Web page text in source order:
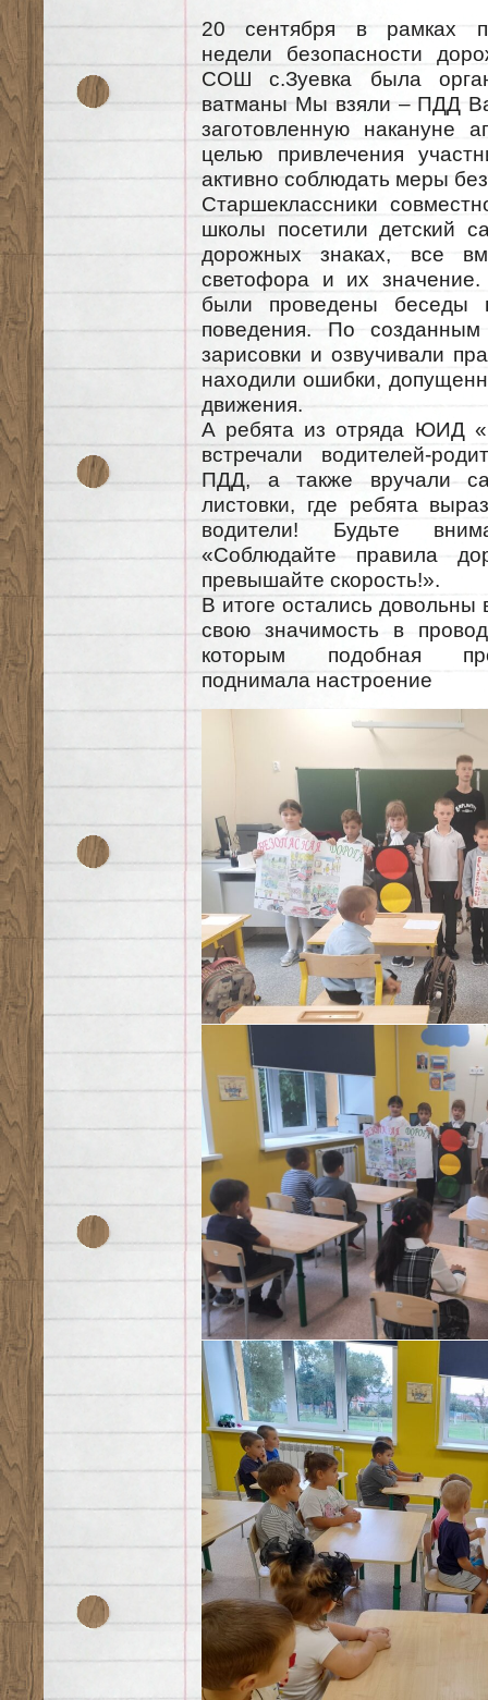
20 сентября в рамках
недели безопасности
СОШ с.Зуевка была
ватманы Мы взяли – ПДД
заготовленную накануне
целью привлечения
активно соблюдать меры
Старшеклассники
школы посетили детский
дорожных знаках, все
светофора и их
были проведены беседы
поведения. По
зарисовки и озвучивали
находили ошибки,
движения.
А ребята из отряда ЮИД
встречали водителей-
ПДД, а также вручали
листовки, где ребята
водители! Будьте
«Соблюдайте правила
превышайте скорость!».
В итоге остались
свою значимость в
которым подобная
поднимала настроение